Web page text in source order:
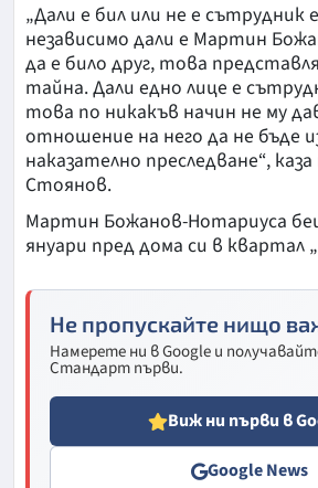
„Дали е бил или не е сътрудник
независимо дали е Мартин
да е било друг, това
тайна. Дали едно лице е
това по никакъв начин не му
отношение на него да не бъде
наказателно преследване“,
Стоянов.
Мартин Божанов-Нотариуса
януари пред дома си в квартал
Не пропускайте нищо
Намерете ни в Google и
Стандарт първи.
Виж ни първи в
Google News